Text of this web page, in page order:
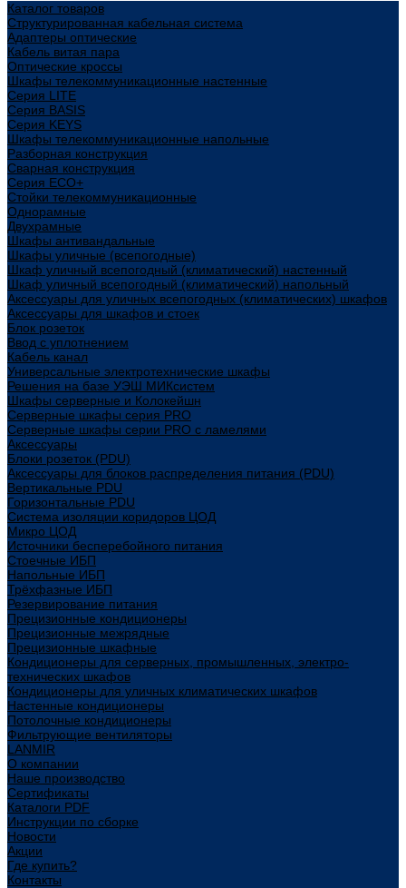
Каталог товаров
Структурированная кабельная система
Адаптеры оптические
Кабель витая пара
Оптические кроссы
Шкафы телекоммуникационные настенные
Cерия LITE
Cерия BASIS
Cерия KEYS
Шкафы телекоммуникационные напольные
Разборная конструкция
Сварная конструкция
Серия ECO+
Стойки телекоммуникационные
Однорамные
Двухрамные
Шкафы антивандальные
Шкафы уличные (всепогодные)
Шкаф уличный всепогодный (климатический) настенный
Шкаф уличный всепогодный (климатический) напольный
Аксессуары для уличных всепогодных (климатических) шкафов
Аксессуары для шкафов и стоек
Блок розеток
Ввод с уплотнением
Кабель канал
Универсальные электротехнические шкафы
Решения на базе УЭШ МИКсистем
Шкафы серверные и Колокейшн
Серверные шкафы серия PRO
Серверные шкафы серии PRO с ламелями
Аксессуары
Блоки розеток (PDU)
Аксессуары для блоков распределения питания (PDU)
Вертикальные PDU
Горизонтальные PDU
Система изоляции коридоров ЦОД
Микро ЦОД
Источники бесперебойного питания
Стоечные ИБП
Напольные ИБП
Трёхфазные ИБП
Резервирование питания
Прецизионные кондиционеры
Прецизионные межрядные
Прецизионные шкафные
Кондиционеры для серверных, промышленных, электро-
технических шкафов
Кондиционеры для уличных климатических шкафов
Настенные кондиционеры
Потолочные кондиционеры
Фильтрующие вентиляторы
LANMIR
О компании
Наше производство
Сертификаты
Каталоги PDF
Инструкции по сборке
Новости
Акции
Где купить?
Контакты